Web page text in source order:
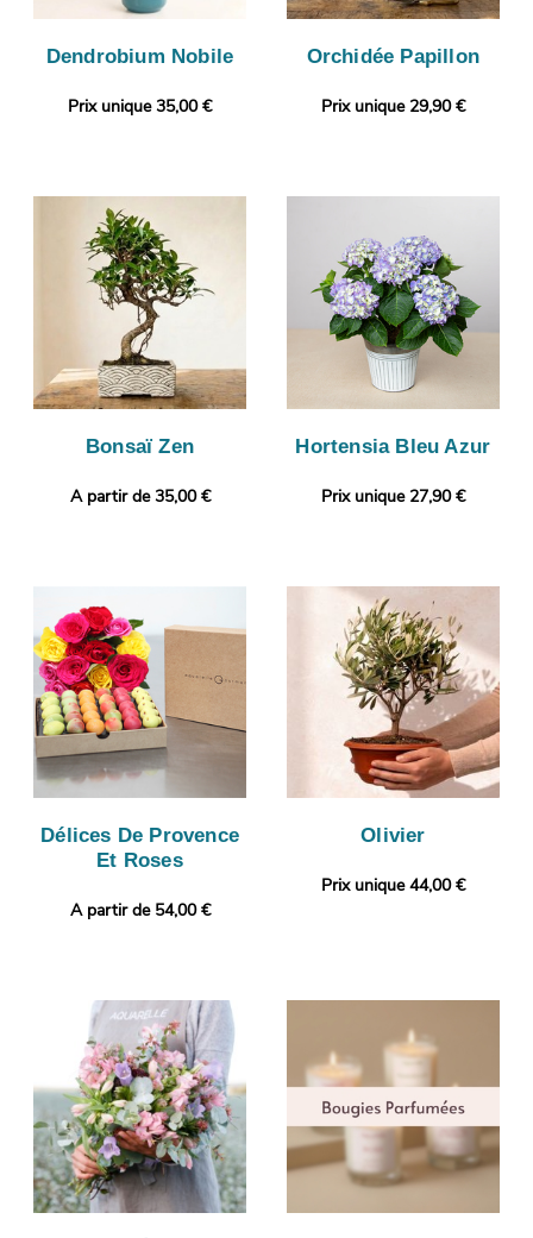
Dendrobium Nobile
Prix unique 35,00 €
Orchidée Papillon
Prix unique 29,90 €
Bonsaï Zen
A partir de 35,00 €
Hortensia Bleu Azur
Prix unique 27,90 €
Délices De Provence
Et Roses
A partir de 54,00 €
Olivier
Prix unique 44,00 €